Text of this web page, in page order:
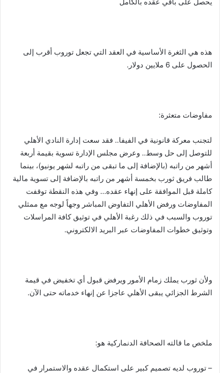
هذه هي الثغرة الأساسية في العقد التي تجعل توروب أقرب إلى
الحصول على 6 ملايين دولار.
مفاوضات متعثرة:
لتجنب معركة قانونية في الفيفا.. فقد سعت إدارة النادي الأهلي
للتوصل إلى حل وسط.. وعرض مجلس الإدارة تسوية بقيمة أربعة
أشهر من راتبه (بالإضافة إلى ما تبقى من راتبه لشهر يونيو)، بينما
طالب فريق ثورب بخمسة أشهر من راتبه بالإضافة إلى تسوية مالية
كاملة قبل الموافقة على إنهاء عقده… وفي هذه النقطة توقفت
المفاوضات ورفض الأهلي التفاوض المباشر وجهاً لوجه مع ممثلي
توروب والسبب في ذلك رغبة الأهلي في توثيق كافة المراسلات
وتوثيق خطوات المفاوضات عبر البريد الالكتروني.
ولأن ثورب يملك زمام الأمور ويرفض قبول أي تخفيض في قيمة
الشرط الجزائي يبقى الأهلي عاجزا عن إنهاء خدماته حتى الآن.
ملخص ما قالته الصحافة الدنماركية هو:
– توروب لديه تصميم كبير على استكمال عقده والاستمرار في